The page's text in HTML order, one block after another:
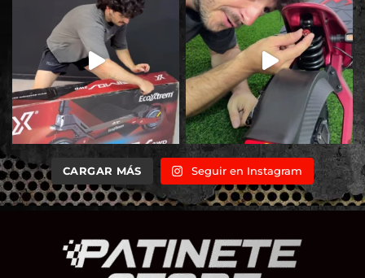
CARGAR MÁS Seguir en Instagram